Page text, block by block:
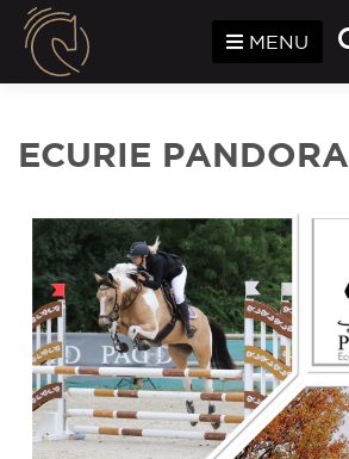
MENU
ECURIE PANDORA
Panneau de gestion des cookies